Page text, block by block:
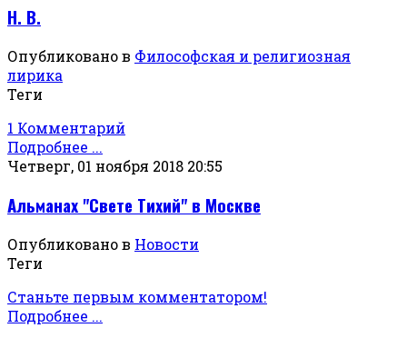
Н. В.
Опубликовано в Философская и религиозная
лирика
Теги
1 Комментарий
Подробнее ...
Четверг, 01 ноября 2018 20:55
Альманах "Свете Тихий" в Москве
Опубликовано в Новости
Теги
Станьте первым комментатором!
Подробнее ...